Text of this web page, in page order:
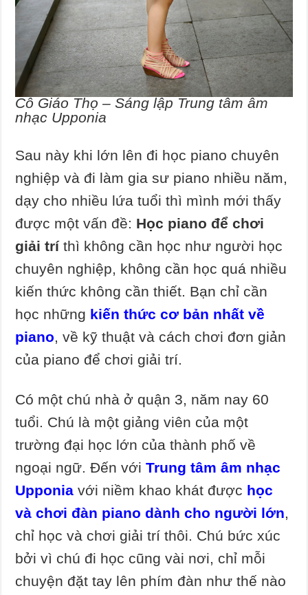
Cô Giáo Thọ – Sáng lập Trung tâm âm
nhạc Upponia
Sau này khi lớn lên đi học piano chuyên
nghiệp và đi làm gia sư piano nhiều năm,
dạy cho nhiều lứa tuổi thì mình mới thấy
được một vấn đề: Học piano để chơi
giải tríthì không cần học như người học
chuyên nghiệp, không cần học quá nhiều
kiến thức không cần thiết. Bạn chỉ cần
học những kiến thức cơ bản nhất về
piano, về kỹ thuật và cách chơi đơn giản
của piano để chơi giải trí.
Có một chú nhà ở quận 3, năm nay 60
tuổi. Chú là một giảng viên của một
trường đại học lớn của thành phố về
ngoại ngữ. Đến vớiTrung tâm âm nhạc
Upponia với niềm khao khát được học
và chơi đàn piano dành cho người lớn,
chỉ học và chơi giải trí thôi. Chú bức xúc
bởi vì chú đi học cũng vài nơi, chỉ mỗi
chuyện đặt tay lên phím đàn như thế nào